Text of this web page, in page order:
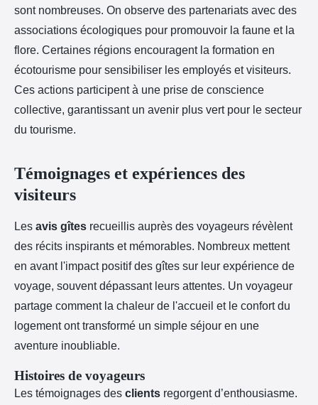
sont nombreuses. On observe des partenariats avec des
associations écologiques pour promouvoir la faune et la
flore. Certaines régions encouragent la formation en
écotourisme pour sensibiliser les employés et visiteurs.
Ces actions participent à une prise de conscience
collective, garantissant un avenir plus vert pour le secteur
du tourisme.
Témoignages et expériences des
visiteurs
Les avis gîtes recueillis auprès des voyageurs révèlent
des récits inspirants et mémorables. Nombreux mettent
en avant l'impact positif des gîtes sur leur expérience de
voyage, souvent dépassant leurs attentes. Un voyageur
partage comment la chaleur de l'accueil et le confort du
logement ont transformé un simple séjour en une
aventure inoubliable.
Histoires de voyageurs
Les témoignages des clients regorgent d’enthousiasme.